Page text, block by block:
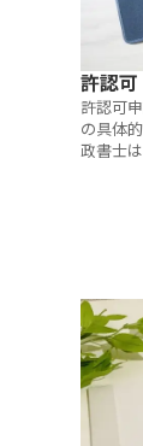
許認可
許認可
の具体
政書士